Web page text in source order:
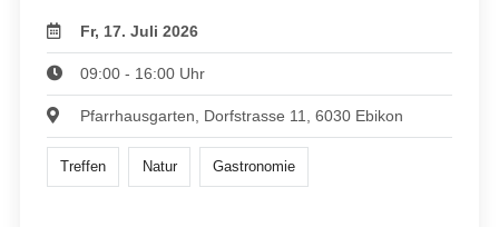
Fr, 17. Juli 2026
09:00 - 16:00 Uhr
Pfarrhausgarten, Dorfstrasse 11, 6030 Ebikon
Treffen Natur Gastronomie